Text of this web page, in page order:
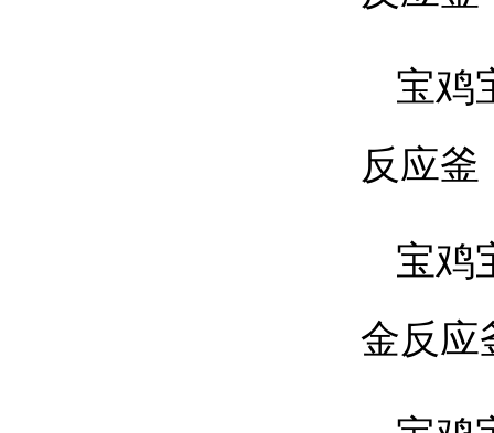
宝鸡
反应釜
宝鸡
金反应